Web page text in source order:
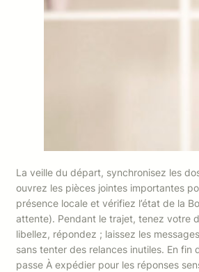
La veille du départ, synchronisez les
ouvrez les pièces jointes importantes
présence locale et vérifiez l’état de la
attente). Pendant le trajet, tenez votre
libellez, répondez ; laissez les
sans tenter des relances inutiles. En fin
passe À expédier pour les réponses